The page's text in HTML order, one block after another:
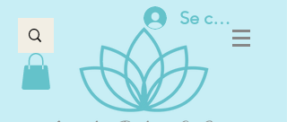
Se connecter